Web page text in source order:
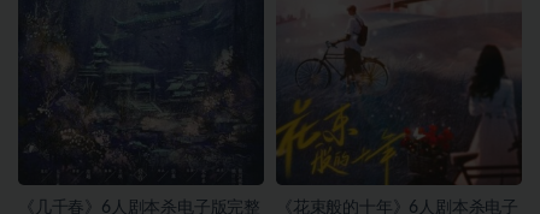
《几千春》6人剧本杀电子版完整
《花束般的十年》6人剧本杀电子